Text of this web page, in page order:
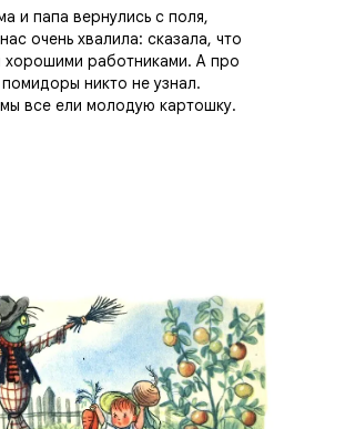
и папа вернулись с поля,
очень хвалила: сказала, что
хорошими работниками. А про
никто не узнал.
все ели молодую картошку.